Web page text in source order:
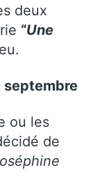
deux
“Une
septembre
ou les
de